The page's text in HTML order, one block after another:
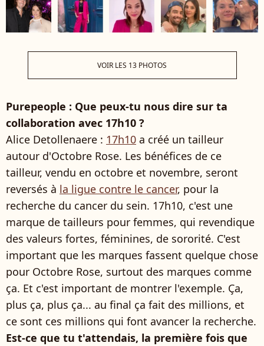
VOIR LES 13 PHOTOS
Purepeople : Que peux-tu nous dire sur ta
collaboration avec 17h10 ?
Alice Detollenaere : 17h10 a créé un tailleur
autour d'Octobre Rose. Les bénéfices de ce
tailleur, vendu en octobre et novembre, seront
reversés à la ligue contre le cancer, pour la
recherche du cancer du sein. 17h10, c'est une
marque de tailleurs pour femmes, qui revendique
des valeurs fortes, féminines, de sororité. C'est
important que les marques fassent quelque chose
pour Octobre Rose, surtout des marques comme
ça. Et c'est important de montrer l'exemple. Ça,
plus ça, plus ça... au final ça fait des millions, et
ce sont ces millions qui font avancer la recherche.
Est-ce que tu t'attendais, la première fois que